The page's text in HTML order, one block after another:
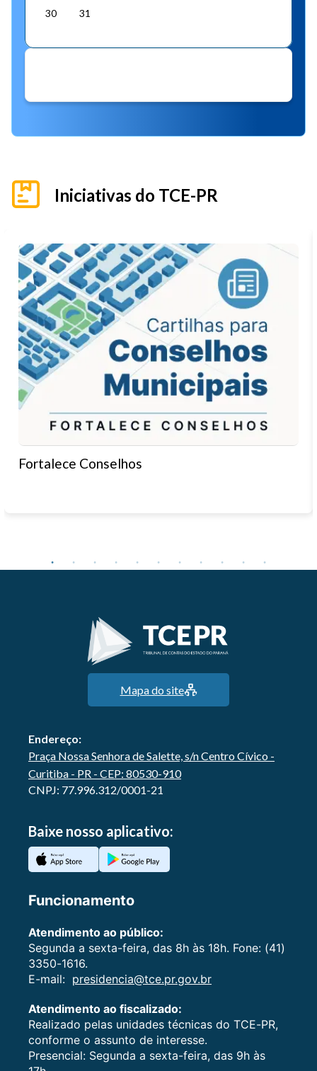
30
31
Iniciativas do TCE-PR
Fortalece Conselhos
Mapa do site
Endereço:
Praça Nossa Senhora de Salette, s/n Centro Cívico -
Curitiba - PR - CEP: 80530-910
CNPJ: 77.996.312/0001-21
Baixe nosso aplicativo:
Funcionamento
Atendimento ao público:
Segunda a sexta-feira, das 8h às 18h. Fone: (41)
3350-1616.
E-mail: presidencia@tce.pr.gov.br
Atendimento ao fiscalizado:
Realizado pelas unidades técnicas do TCE-PR,
conforme o assunto de interesse.
Presencial: Segunda a sexta-feira, das 9h às